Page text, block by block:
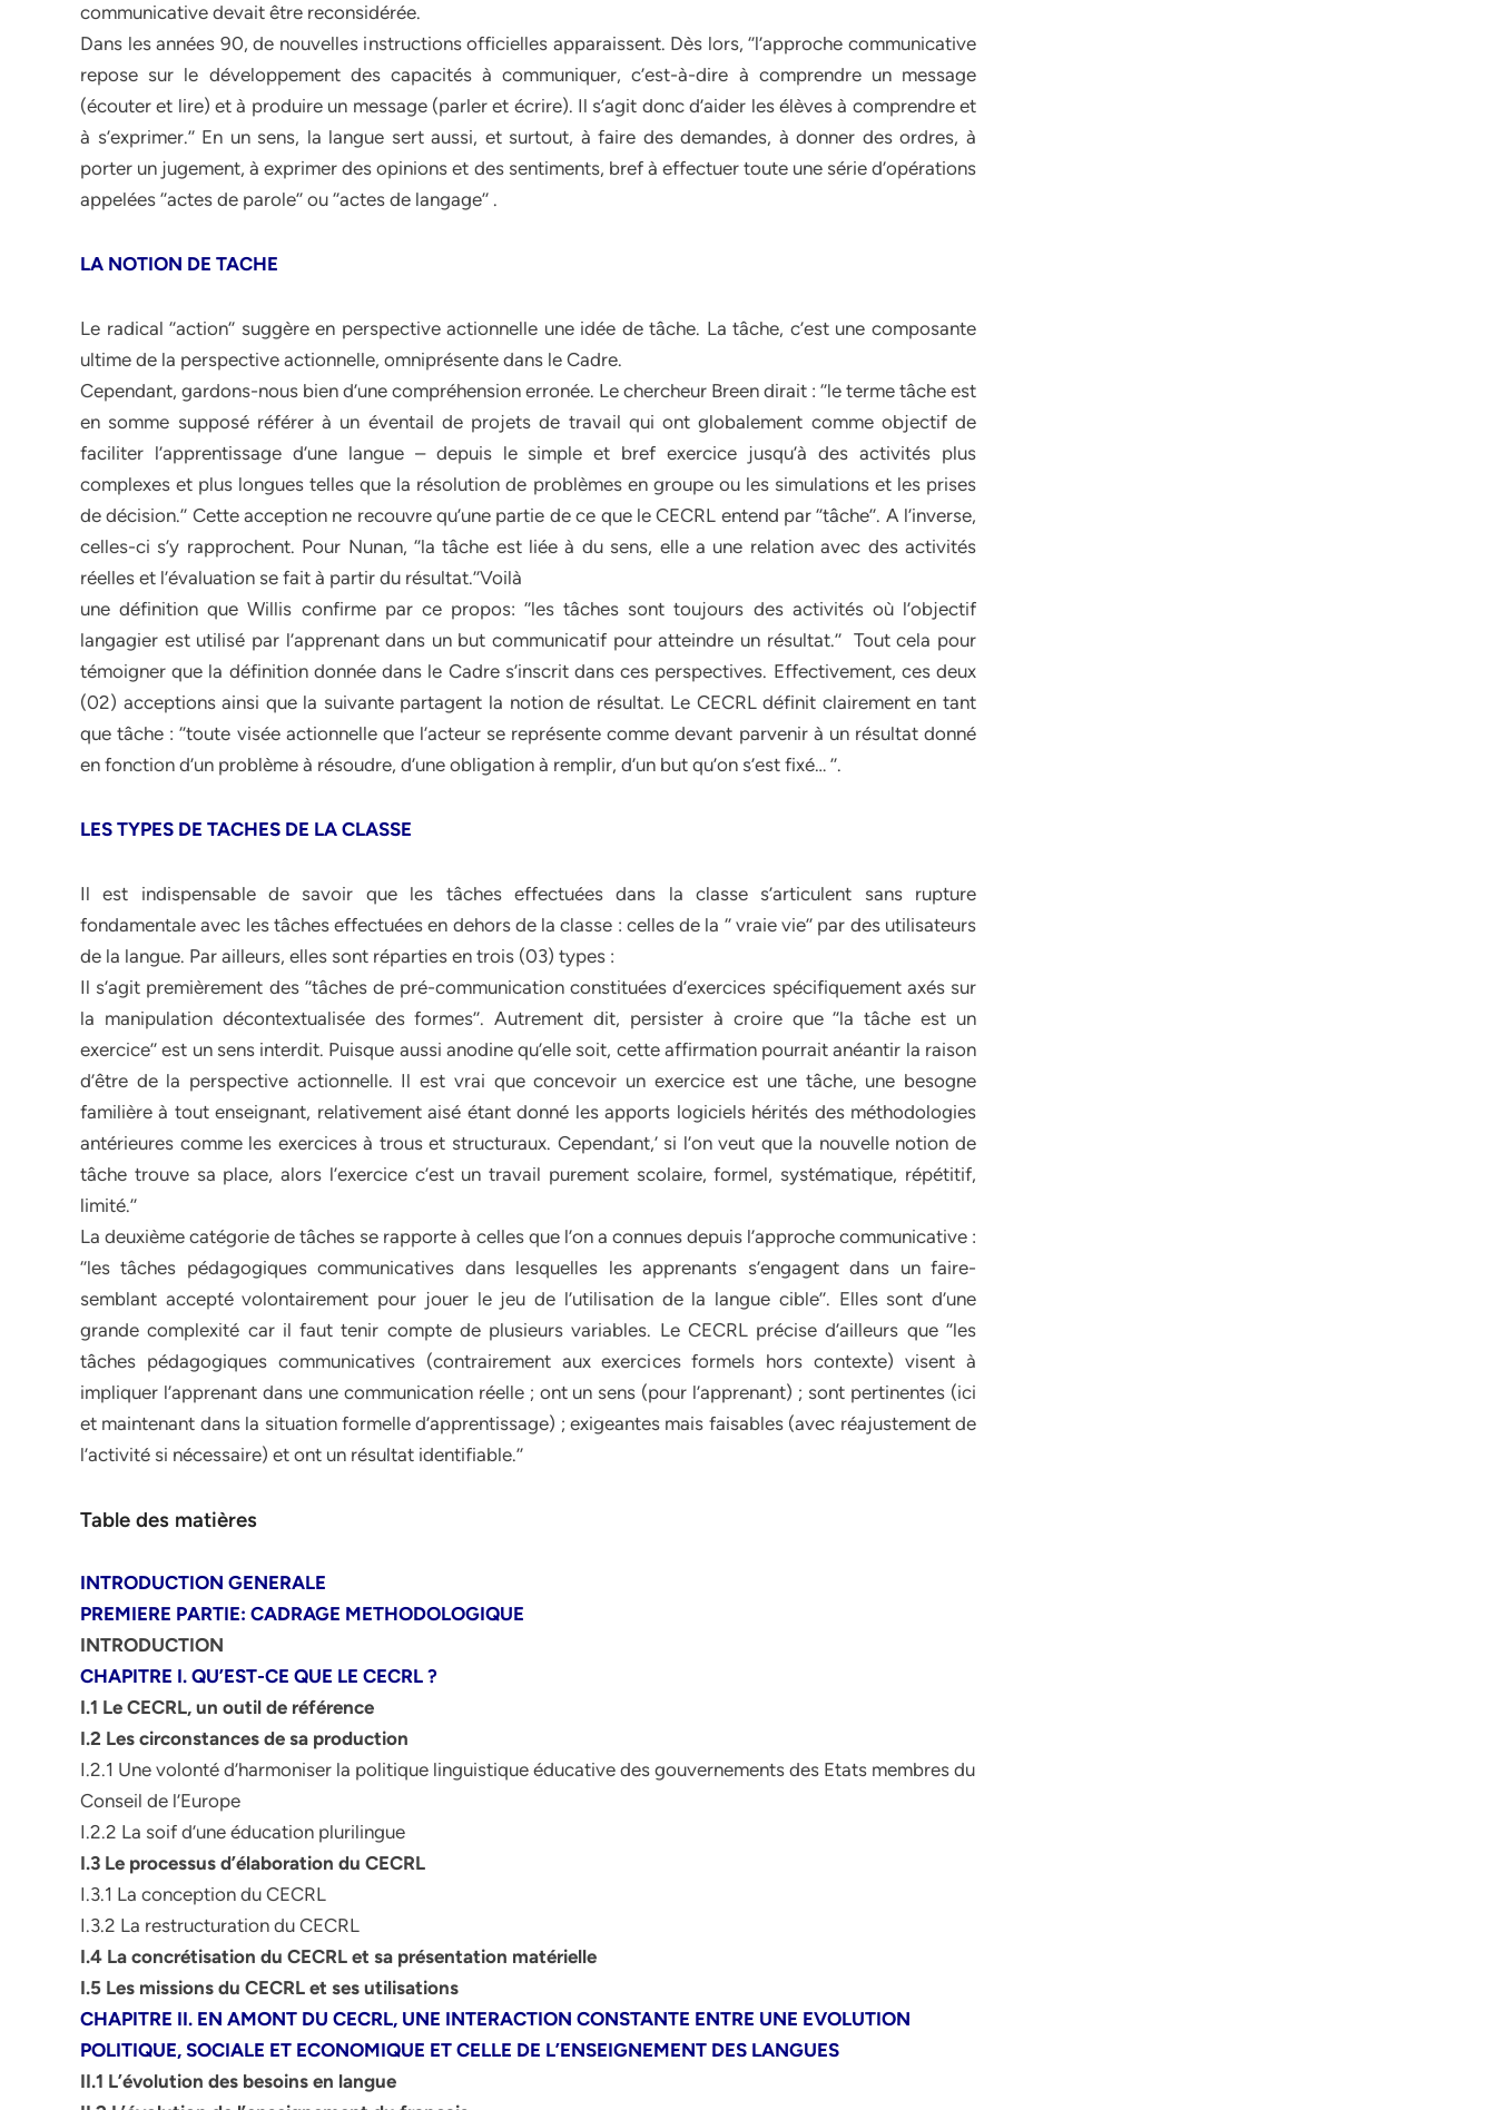
communicative devait être reconsidérée.
Dans les années 90, de nouvelles instructions officielles apparaissent. Dès lors, ‘’l’approche communicative
repose sur le développement des capacités à communiquer, c’est-à-dire à comprendre un message
(écouter et lire) et à produire un message (parler et écrire). Il s’agit donc d’aider les élèves à comprendre et
à s’exprimer.’’ En un sens, la langue sert aussi, et surtout, à faire des demandes, à donner des ordres, à
porter un jugement, à exprimer des opinions et des sentiments, bref à effectuer toute une série d’opérations
appelées ‘’actes de parole’’ ou ‘’actes de langage’’ .
LA NOTION DE TACHE
Le radical ‘’action‘’ suggère en perspective actionnelle une idée de tâche. La tâche, c’est une composante
ultime de la perspective actionnelle, omniprésente dans le Cadre.
Cependant, gardons-nous bien d’une compréhension erronée. Le chercheur Breen dirait : ‘’le terme tâche est
en somme supposé référer à un éventail de projets de travail qui ont globalement comme objectif de
faciliter l’apprentissage d’une langue – depuis le simple et bref exercice jusqu’à des activités plus
complexes et plus longues telles que la résolution de problèmes en groupe ou les simulations et les prises
de décision.’’ Cette acception ne recouvre qu’une partie de ce que le CECRL entend par ‘’tâche’’. A l’inverse,
celles-ci s’y rapprochent. Pour Nunan, ‘’la tâche est liée à du sens, elle a une relation avec des activités
réelles et l’évaluation se fait à partir du résultat.’’Voilà
une définition que Willis confirme par ce propos: ‘’les tâches sont toujours des activités où l’objectif
langagier est utilisé par l’apprenant dans un but communicatif pour atteindre un résultat.’’ Tout cela pour
témoigner que la définition donnée dans le Cadre s’inscrit dans ces perspectives. Effectivement, ces deux
(02) acceptions ainsi que la suivante partagent la notion de résultat. Le CECRL définit clairement en tant
que tâche : ‘’toute visée actionnelle que l’acteur se représente comme devant parvenir à un résultat donné
en fonction d’un problème à résoudre, d’une obligation à remplir, d’un but qu’on s’est fixé… ’’.
LES TYPES DE TACHES DE LA CLASSE
Il est indispensable de savoir que les tâches effectuées dans la classe s’articulent sans rupture
fondamentale avec les tâches effectuées en dehors de la classe : celles de la ‘’ vraie vie’’ par des utilisateurs
de la langue. Par ailleurs, elles sont réparties en trois (03) types :
Il s’agit premièrement des ‘’tâches de pré-communication constituées d’exercices spécifiquement axés sur
la manipulation décontextualisée des formes’’. Autrement dit, persister à croire que ‘’la tâche est un
exercice’’ est un sens interdit. Puisque aussi anodine qu’elle soit, cette affirmation pourrait anéantir la raison
d’être de la perspective actionnelle. Il est vrai que concevoir un exercice est une tâche, une besogne
familière à tout enseignant, relativement aisé étant donné les apports logiciels hérités des méthodologies
antérieures comme les exercices à trous et structuraux. Cependant,’ si l’on veut que la nouvelle notion de
tâche trouve sa place, alors l’exercice c’est un travail purement scolaire, formel, systématique, répétitif,
limité.’’
La deuxième catégorie de tâches se rapporte à celles que l’on a connues depuis l’approche communicative :
‘’les tâches pédagogiques communicatives dans lesquelles les apprenants s’engagent dans un faire-
semblant accepté volontairement pour jouer le jeu de l’utilisation de la langue cible’’. Elles sont d’une
grande complexité car il faut tenir compte de plusieurs variables. Le CECRL précise d’ailleurs que ‘’les
tâches pédagogiques communicatives (contrairement aux exercices formels hors contexte) visent à
impliquer l’apprenant dans une communication réelle ; ont un sens (pour l’apprenant) ; sont pertinentes (ici
et maintenant dans la situation formelle d’apprentissage) ; exigeantes mais faisables (avec réajustement de
l’activité si nécessaire) et ont un résultat identifiable.’’
Table des matières
INTRODUCTION GENERALE
PREMIERE PARTIE: CADRAGE METHODOLOGIQUE
INTRODUCTION
CHAPITRE I. QU’EST-CE QUE LE CECRL ?
I.1 Le CECRL, un outil de référence
I.2 Les circonstances de sa production
I.2.1 Une volonté d’harmoniser la politique linguistique éducative des gouvernements des Etats membres du
Conseil de l’Europe
I.2.2 La soif d’une éducation plurilingue
I.3 Le processus d’élaboration du CECRL
I.3.1 La conception du CECRL
I.3.2 La restructuration du CECRL
I.4 La concrétisation du CECRL et sa présentation matérielle
I.5 Les missions du CECRL et ses utilisations
CHAPITRE II. EN AMONT DU CECRL, UNE INTERACTION CONSTANTE ENTRE UNE EVOLUTION
POLITIQUE, SOCIALE ET ECONOMIQUE ET CELLE DE L’ENSEIGNEMENT DES LANGUES
II.1 L’évolution des besoins en langue